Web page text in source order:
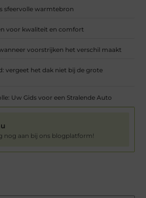
sfeervolle warmtebron
voor kwaliteit en comfort
voorstrijken het verschil maakt
vergeet het dak niet bij de grote
Uw Gids voor een Stralende Auto
nog aan bij ons blogplatform!